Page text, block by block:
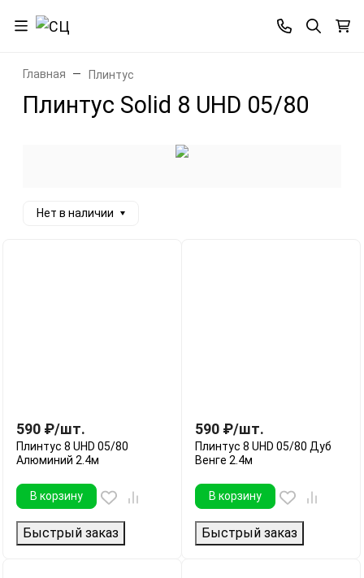
Главная Плинтус
Плинтус Solid 8 UHD 05/80
Нет в наличии
590 ₽/шт.
Плинтус 8 UHD 05/80
Алюминий 2.4м
В корзину
Быстрый заказ
590 ₽/шт.
Плинтус 8 UHD 05/80 Дуб
Венге 2.4м
В корзину
Быстрый заказ